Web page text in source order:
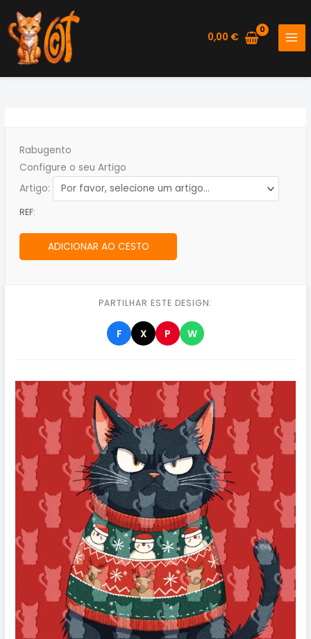
to
content
0,00 €
PARTILHAR ESTE DESIGN:
F X P W
Rabugento
Configure o seu Artigo
Artigo:
REF:
ADICIONAR AO CESTO